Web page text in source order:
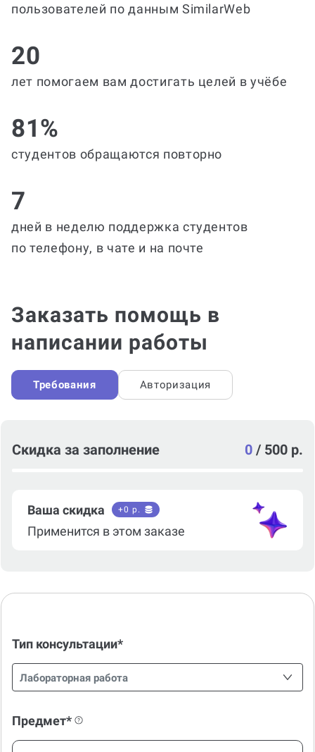
пользователей по данным SimilarWeb
20
лет помогаем вам достигать целей в учёбе
81%
студентов обращаются повторно
7
дней в неделю поддержка студентов
по телефону, в чате и на почте
Заказать помощь в
написании работы
Требования Авторизация
Скидка за заполнение 0 / 500 р.
Ваша скидка +0 р.
Применится в этом заказе
Тип консультации*
Лабораторная работа
Предмет*